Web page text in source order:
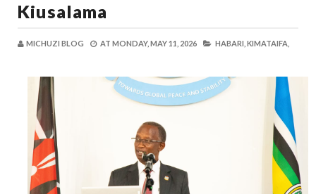
Kiusalama
MICHUZI BLOG AT MONDAY, MAY 11, 2026 HABARI, KIMATAIFA,